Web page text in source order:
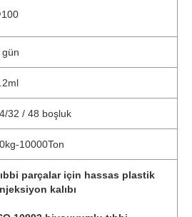
gün
32 / 48 boşluk
10000Ton
parçalar için hassas plastik
kalıbı